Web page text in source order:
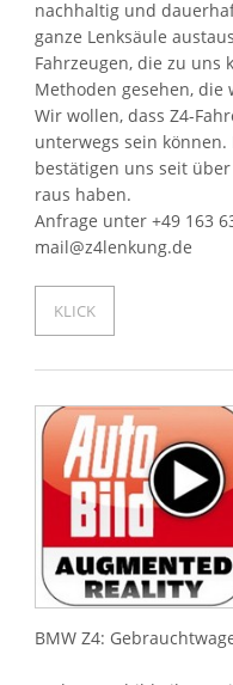
nachhaltig und
ganze Lenksäule
Fahrzeugen, die zu uns
Methoden gesehen,
Wir wollen, dass Z4-
unterwegs sein
bestätigen uns seit
raus haben.
Anfrage unter +49 163
mail@z4lenkung.de
KLICK
BMW Z4: